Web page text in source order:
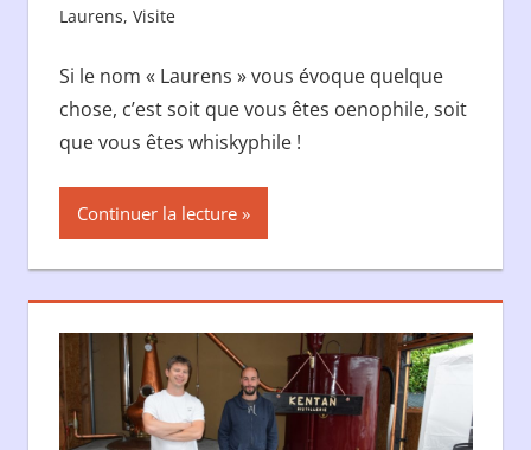
Laurens, Visite
Si le nom « Laurens » vous évoque quelque
chose, c’est soit que vous êtes oenophile, soit
que vous êtes whiskyphile !
Continuer la lecture